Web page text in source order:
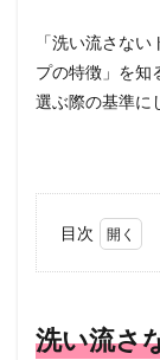
「洗い流さな
プの特徴」を知
選ぶ際の基準に
目次
ない
トリ
洗い流さ